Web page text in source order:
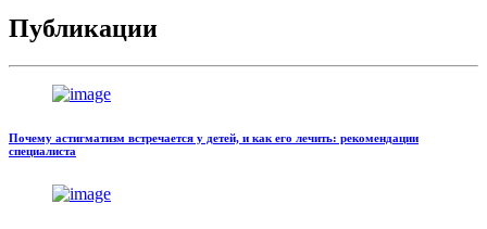
Публикации
Почему астигматизм встречается у детей, и как его лечить: рекомендации
специалиста